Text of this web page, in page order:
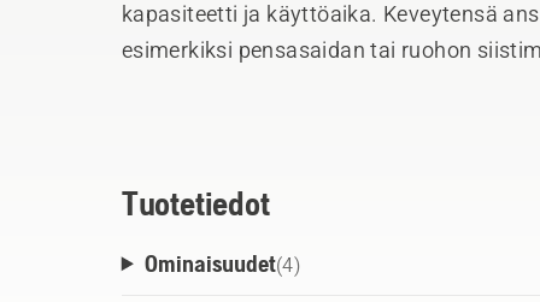
kapasiteetti ja käyttöaika. Keveytensä
esimerkiksi pensasaidan tai ruohon
Tuotetiedot
Ominaisuudet(4)